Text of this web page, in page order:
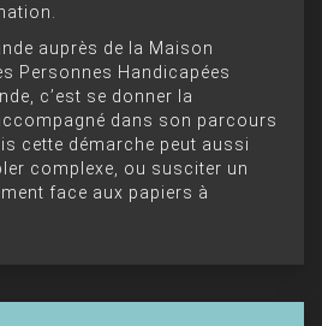
auprès de la Maison
Personnes Handicapées
c’est se donner la
dans son parcours
cette démarche peut aussi
complexe, ou susciter un
face aux papiers à